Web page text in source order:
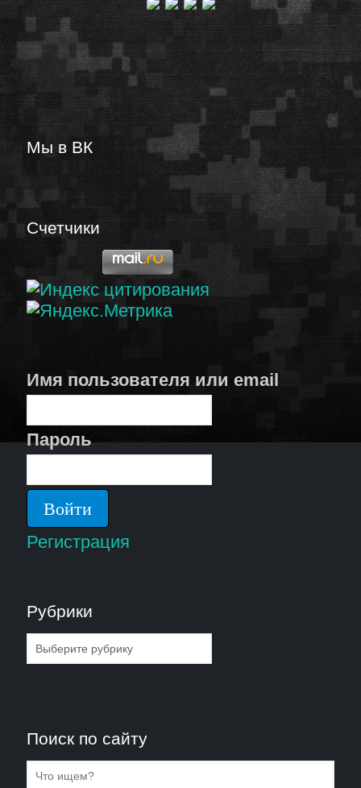
Мы в ВК
Счетчики
Имя пользователя или email
Пароль
Регистрация
Рубрики
Рубрики
Поиск по сайту